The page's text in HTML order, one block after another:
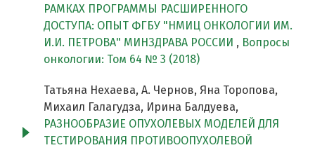
РАМКАХ ПРОГРАММЫ РАСШИРЕННОГО
ДОСТУПА: ОПЫТ ФГБУ "НМИЦ ОНКОЛОГИИ ИМ.
И.И. ПЕТРОВА" МИНЗДРАВА РОССИИ , Вопросы
онкологии: Том 64 № 3 (2018)
Татьяна Нехаева, А. Чернов, Яна Торопова,
Михаил Галагудза, Ирина Балдуева,
РАЗНООБРАЗИЕ ОПУХОЛЕВЫХ МОДЕЛЕЙ ДЛЯ
ТЕСТИРОВАНИЯ ПРОТИВООПУХОЛЕВОЙ